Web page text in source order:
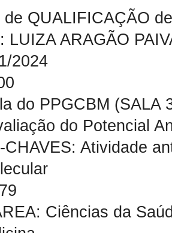
de QUALIFICAÇÃO
LUIZA ARAGÃO
2024
do PPGCBM (SALA
do Potencial
CHAVES: Atividade
Ciências da